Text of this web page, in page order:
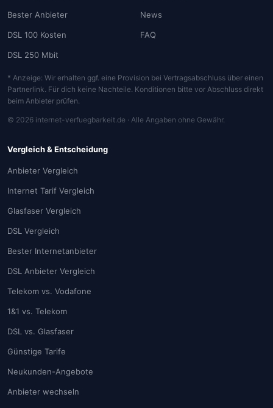
Bester Anbieter
DSL 100 Kosten
DSL 250 Mbit
News
FAQ
* Anzeige: Wir erhalten ggf. eine Provision bei Vertragsabschluss über einen
Partnerlink. Für dich keine Nachteile. Konditionen bitte vor Abschluss direkt
beim Anbieter prüfen.
© 2026 internet-verfuegbarkeit.de · Alle Angaben ohne Gewähr.
Vergleich & Entscheidung
Anbieter Vergleich
Internet Tarif Vergleich
Glasfaser Vergleich
DSL Vergleich
Bester Internetanbieter
DSL Anbieter Vergleich
Telekom vs. Vodafone
1&1 vs. Telekom
DSL vs. Glasfaser
Günstige Tarife
Neukunden-Angebote
Anbieter wechseln